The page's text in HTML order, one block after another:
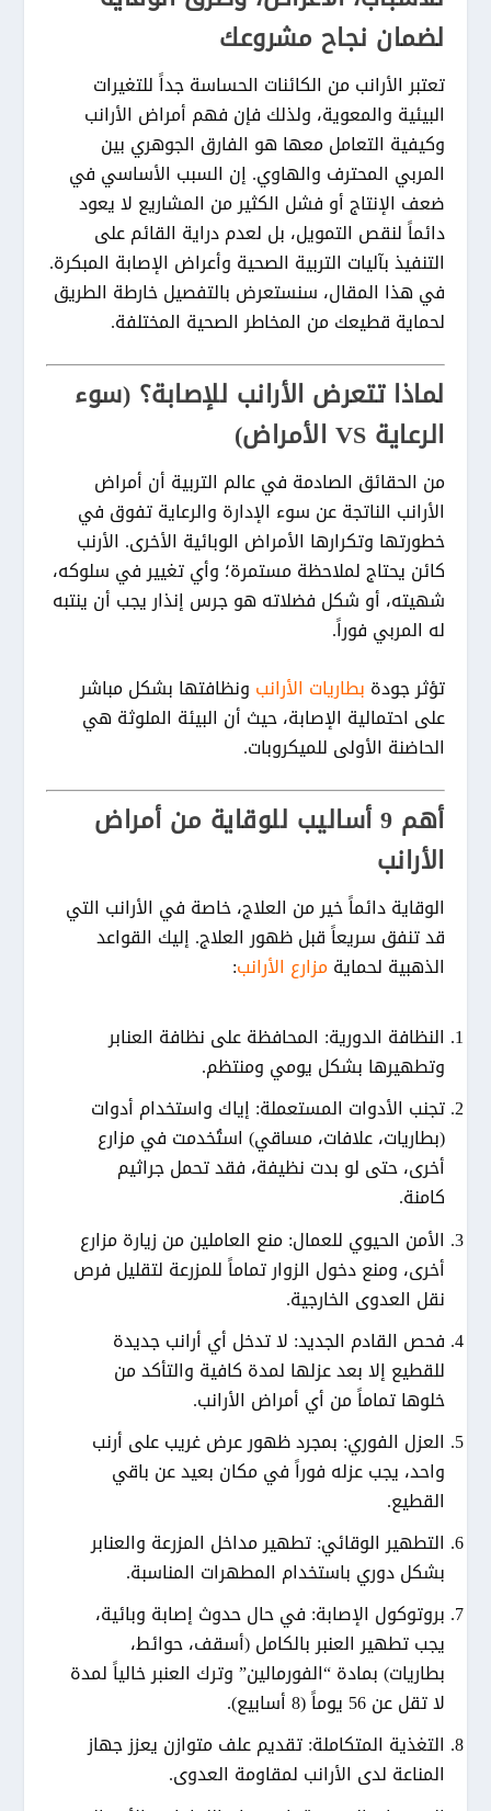
لضمان نجاح مشروعك
تعتبر الأرانب من الكائنات الحساسة جداً للتغيرات
البيئية والمعوية، ولذلك فإن فهم أمراض الأرانب
وكيفية التعامل معها هو الفارق الجوهري بين
المربي المحترف والهاوي. إن السبب الأساسي في
ضعف الإنتاج أو فشل الكثير من المشاريع لا يعود
دائماً لنقص التمويل، بل لعدم دراية القائم على
التنفيذ بآليات التربية الصحية وأعراض الإصابة المبكرة.
في هذا المقال، سنستعرض بالتفصيل خارطة الطريق
لحماية قطيعك من المخاطر الصحية المختلفة.
لماذا تتعرض الأرانب للإصابة؟ (سوء
الرعاية VS الأمراض)
من الحقائق الصادمة في عالم التربية أن أمراض
الأرانب الناتجة عن سوء الإدارة والرعاية تفوق في
خطورتها وتكرارها الأمراض الوبائية الأخرى. الأرنب
كائن يحتاج لملاحظة مستمرة؛ وأي تغيير في سلوكه،
شهيته، أو شكل فضلاته هو جرس إنذار يجب أن ينتبه
له المربي فوراً.
تؤثر جودة بطاريات الأرانب ونظافتها بشكل مباشر
على احتمالية الإصابة، حيث أن البيئة الملوثة هي
الحاضنة الأولى للميكروبات.
أهم 9 أساليب للوقاية من أمراض
الأرانب
الوقاية دائماً خير من العلاج، خاصة في الأرانب التي
قد تنفق سريعاً قبل ظهور العلاج. إليك القواعد
الذهبية لحمايةمزارع الأرانب:
النظافة الدورية: المحافظة على نظافة العنابر
وتطهيرها بشكل يومي ومنتظم.
تجنب الأدوات المستعملة: إياك واستخدام أدوات
(بطاريات، علافات، مساقي) استُخدمت في مزارع
أخرى، حتى لو بدت نظيفة، فقد تحمل جراثيم
كامنة.
الأمن الحيوي للعمال:منع العاملين من زيارة مزارع
أخرى، ومنع دخول الزوار تماماً للمزرعة لتقليل فرص
نقل العدوى الخارجية.
فحص القادم الجديد: لا تدخل أي أرانب جديدة
للقطيع إلا بعد عزلها لمدة كافية والتأكد من
خلوها تماماً من أي أمراض الأرانب.
العزل الفوري: بمجرد ظهور عرض غريب على أرنب
واحد، يجب عزله فوراً في مكان بعيد عن باقي
القطيع.
التطهير الوقائي:تطهير مداخل المزرعة والعنابر
بشكل دوري باستخدام المطهرات المناسبة.
بروتوكول الإصابة: في حال حدوث إصابة وبائية،
يجب تطهير العنبر بالكامل (أسقف، حوائط،
بطاريات) بمادة “الفورمالين” وترك العنبر خالياً لمدة
لا تقل عن 56 يوماً (8 أسابيع).
التغذية المتكاملة:تقديم علف متوازن يعزز جهاز
المناعة لدى الأرانب لمقاومة العدوى.